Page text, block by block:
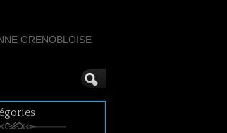
GRENOBLOISE